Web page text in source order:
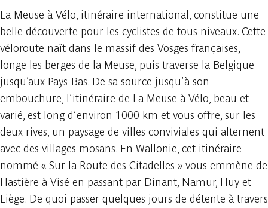
La Meuse à Vélo, itinéraire international, constitue une
belle découverte pour les cyclistes de tous niveaux. Cette
véloroute naît dans le massif des Vosges françaises,
longe les berges de la Meuse, puis traverse la Belgique
jusqu’aux Pays-Bas. De sa source jusqu’à son
embouchure, l’itinéraire de La Meuse à Vélo, beau et
varié, est long d’environ 1000 km et vous offre, sur les
deux rives, un paysage de villes conviviales qui alternent
avec des villages mosans. En Wallonie, cet itinéraire
nommé « Sur la Route des Citadelles » vous emmène de
Hastière à Visé en passant par Dinant, Namur, Huy et
Liège. De quoi passer quelques jours de détente à travers